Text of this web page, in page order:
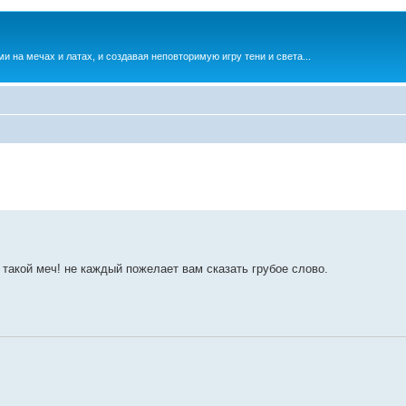
мечах и латах, и создавая неповторимую игру тени и света...
меч! не каждый пожелает вам сказать грубое слово.